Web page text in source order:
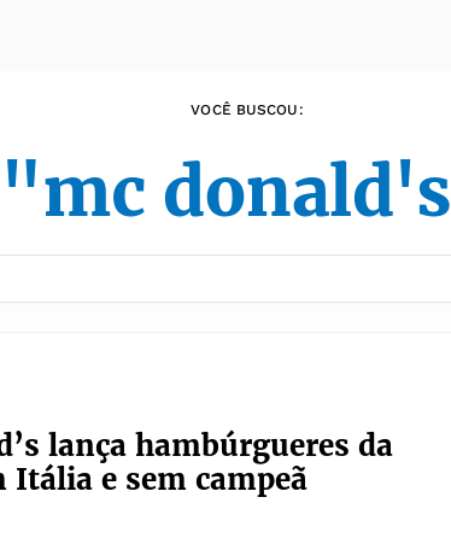
VOCÊ BUSCOU:
"mc
lança hambúrgueres da
Itália e sem campeã